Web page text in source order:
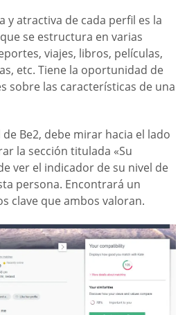
y atractiva de cada perfil es la
se estructura en varias
viajes, libros, películas,
etc. Tiene la oportunidad de
sobre las características de una
Be2, debe mirar hacia el lado
la sección titulada «Su
ver el indicador de su nivel de
persona. Encontrará un
clave que ambos valoran.